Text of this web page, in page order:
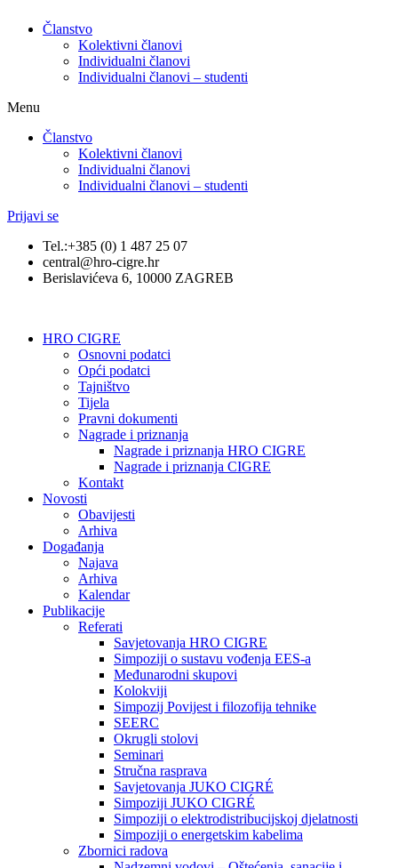
Članstvo
Kolektivni članovi
Individualni članovi
Individualni članovi – studenti
Menu
Članstvo
Kolektivni članovi
Individualni članovi
Individualni članovi – studenti
Prijavi se
Tel.:+385 (0) 1 487 25 07
central@hro-cigre.hr
Berislavićeva 6, 10000 ZAGREB
HRO CIGRE
Osnovni podatci​
Opći podatci
Tajništvo
Tijela
Pravni dokumenti
Nagrade i priznanja
Nagrade i priznanja HRO CIGRE
Nagrade i priznanja CIGRE
Kontakt
Novosti
Obavijesti
Arhiva
Događanja
Najava
Arhiva
Kalendar
Publikacije
Referati
Savjetovanja HRO CIGRE
Simpoziji o sustavu vođenja EES-a
Međunarodni skupovi
Kolokviji​
Simpozij Povijest i filozofija tehnike
SEERC
Okrugli stolovi
Seminari​
Stručna rasprava​
Savjetovanja JUKO CIGRÉ
Simpoziji JUKO CIGRÉ
Simpoziji o elektrodistribucijskoj djelatnosti
Simpoziji o energetskim kabelima
Zbornici radova